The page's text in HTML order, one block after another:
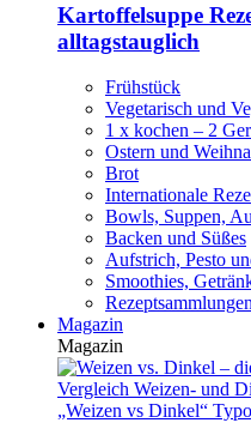
Kartoffelsuppe
alltagstauglich
Frühstück
Vegetarisch und
1 x kochen – 2
Ostern und
Brot
Internationale
Bowls, Suppen,
Backen und Süßes
Aufstrich, Pesto
Smoothies,
Rezeptsammlungen
Magazin
Magazin